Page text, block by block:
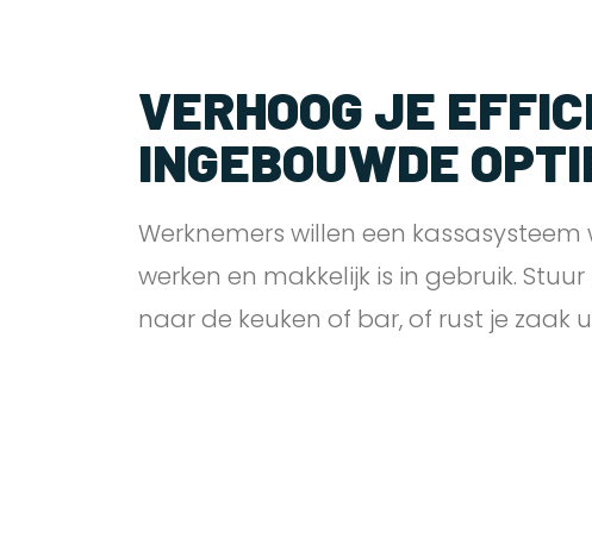
VERHOOG JE
INGEBOUWDE
Werknemers willen een
werken en makkelijk is in gebruik.
naar de keuken of bar, of rust je zaak